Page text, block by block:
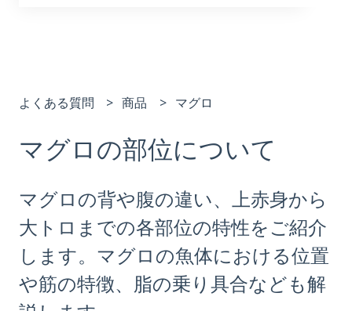
よくある質問 商品 マグロ
マグロの部位について
マグロの背や腹の違い、上赤身から
大トロまでの各部位の特性をご紹介
します。マグロの魚体における位置
や筋の特徴、脂の乗り具合なども解